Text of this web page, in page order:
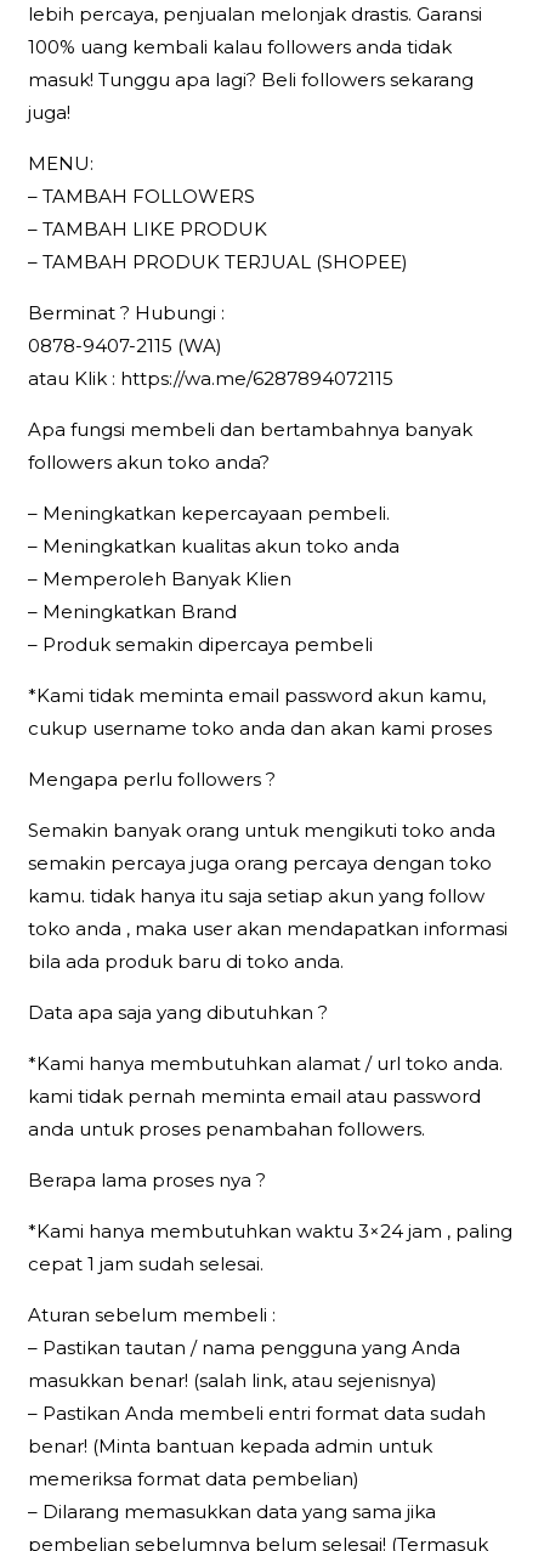
lebih percaya, penjualan melonjak drastis. Garansi
100% uang kembali kalau followers anda tidak
masuk! Tunggu apa lagi? Beli followers sekarang
juga!
MENU:
– TAMBAH FOLLOWERS
– TAMBAH LIKE PRODUK
– TAMBAH PRODUK TERJUAL (SHOPEE)
Berminat ? Hubungi :
0878-9407-2115 (WA)
atau Klik : https://wa.me/6287894072115
Apa fungsi membeli dan bertambahnya banyak
followers akun toko anda?
– Meningkatkan kepercayaan pembeli.
– Meningkatkan kualitas akun toko anda
– Memperoleh Banyak Klien
– Meningkatkan Brand
– Produk semakin dipercaya pembeli
*Kami tidak meminta email password akun kamu,
cukup username toko anda dan akan kami proses
Mengapa perlu followers ?
Semakin banyak orang untuk mengikuti toko anda
semakin percaya juga orang percaya dengan toko
kamu. tidak hanya itu saja setiap akun yang follow
toko anda , maka user akan mendapatkan informasi
bila ada produk baru di toko anda.
Data apa saja yang dibutuhkan ?
*Kami hanya membutuhkan alamat / url toko anda.
kami tidak pernah meminta email atau password
anda untuk proses penambahan followers.
Berapa lama proses nya ?
*Kami hanya membutuhkan waktu 3×24 jam , paling
cepat 1 jam sudah selesai.
Aturan sebelum membeli :
– Pastikan tautan / nama pengguna yang Anda
masukkan benar! (salah link, atau sejenisnya)
– Pastikan Anda membeli entri format data sudah
benar! (Minta bantuan kepada admin untuk
memeriksa format data pembelian)
– Dilarang memasukkan data yang sama jika
pembelian sebelumnya belum selesai! (Termasuk